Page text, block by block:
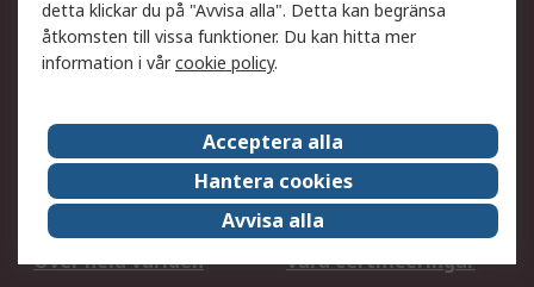
Begär en fakturakopi
Fördelar med RS-konto
Betalningsalternativ
Om RS
Försäljningsvillkor
Det juridiska
Press Centre
Jobba hos RS
ESG
Över hela världen
Våra certificeringar
detta klickar du på "Avvisa alla". Detta kan begränsa
åtkomsten till vissa funktioner. Du kan hitta mer
information i vårcookie policy.
Acceptera alla
Hantera cookies
Avvisa alla